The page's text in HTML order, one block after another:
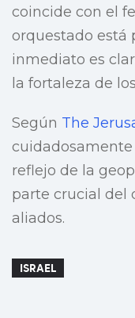
coincide con el
orquestado está
inmediato es
la fortaleza de
Según The
reflejo de la
parte crucial del
aliados.
ISRAEL